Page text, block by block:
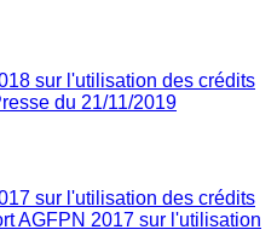
sur l'utilisation des crédits
du 21/11/2019
sur l'utilisation des crédits
AGFPN 2017 sur l'utilisation